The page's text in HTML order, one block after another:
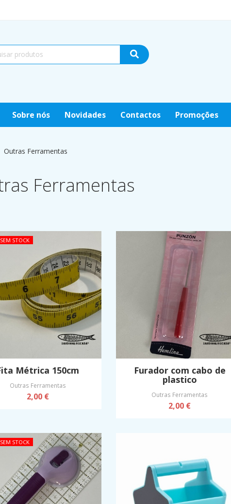
Sobre nós Novidades Contactos Promoções
Outras Ferramentas
Ferramentas
SEM STOCK
Métrica 150cm
Outras Ferramentas
2,00 €
Furador com cabo de
plastico
Outras Ferramentas
2,00 €
SEM STOCK